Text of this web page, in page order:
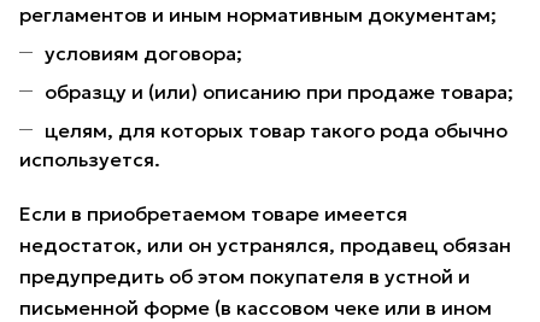
регламентов и иным нормативным документам;
условиям договора;
образцу и (или) описанию при продаже товара;
целям, для которых товар такого рода обычно
используется.
Если в приобретаемом товаре имеется
недостаток, или он устранялся, продавец обязан
предупредить об этом покупателя в устной и
письменной форме (в кассовом чеке или в ином